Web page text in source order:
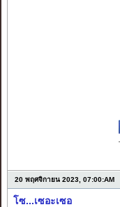
20 พฤศจิกายน 2023, 07:00:AM
โซ...เซอะเซอ